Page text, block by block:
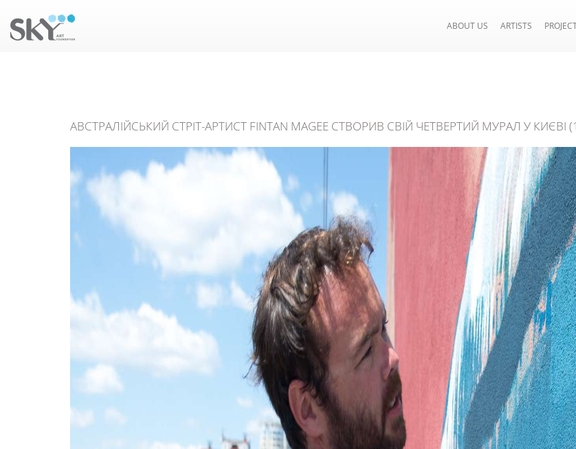
ABOUT US ARTISTS
АВСТРАЛІЙСЬКИЙ СТРІТ-АРТИСТ FINTAN MAGEE СТВОРИВ СВІЙ ЧЕТВЕРТИЙ МУРАЛ У КИЄВІ